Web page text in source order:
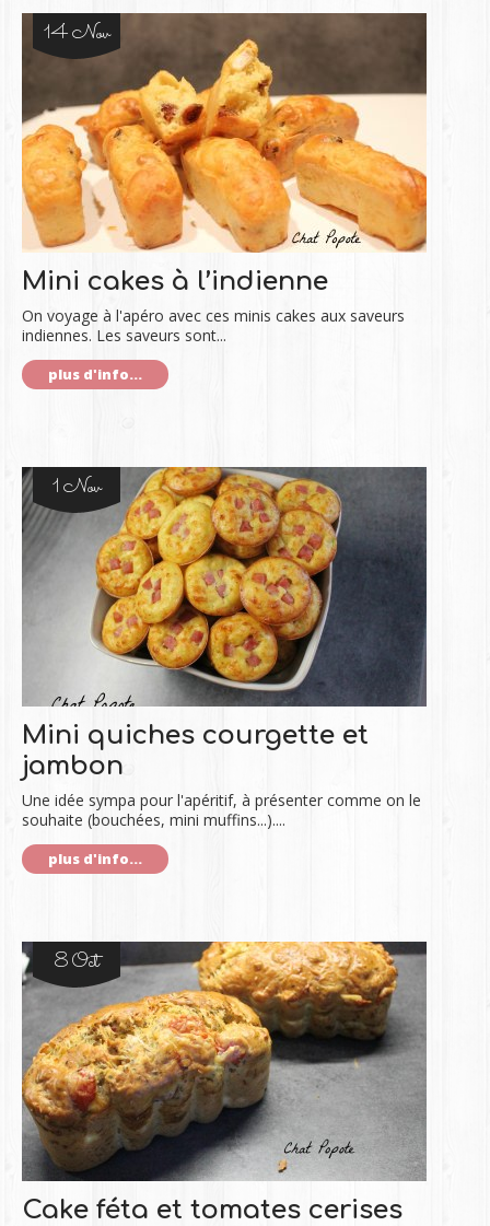
14 Nov
Mini cakes à l’indienne
On voyage à l'apéro avec ces minis cakes aux saveurs
indiennes. Les saveurs sont...
plus d'info...
1 Nov
Mini quiches courgette et
jambon
Une idée sympa pour l'apéritif, à présenter comme on le
souhaite (bouchées, mini muffins...)....
plus d'info...
8 Oct
Cake féta et tomates cerises